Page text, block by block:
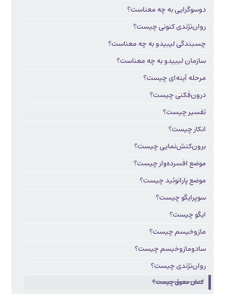
دوسوگرایی به چه معناست؟
روان‌نژندی کنونی چیست؟
چسبندگی لیبیدو به چه معناست؟
سازمان لیبیدو به چه معناست؟
مرحله آینه‌ای چیست؟
درون‌فکنی چیست؟
تفسیر چیست؟
انکار چیست؟
برون‌کنش‌نمایی چیست؟
موضع افسرده‌وار چیست؟
موضع پارانوئید چیست؟
سوپرایگو چیست؟
ایگو چیست؟
مازوخیسم چیست؟
سادومازوخیسم چیست؟
روان‌نژندی چیست؟
کنش معوق چیست؟